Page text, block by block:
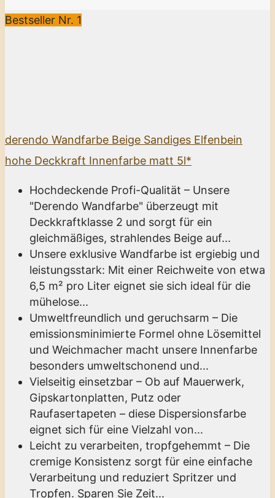
Bestseller Nr. 1
derendo Wandfarbe Beige Sandiges Elfenbein
hohe Deckkraft Innenfarbe matt 5l*
Hochdeckende Profi-Qualität – Unsere
"Derendo Wandfarbe" überzeugt mit
Deckkraftklasse 2 und sorgt für ein
gleichmäßiges, strahlendes Beige auf...
Unsere exklusive Wandfarbe ist ergiebig und
leistungsstark: Mit einer Reichweite von etwa
6,5 m² pro Liter eignet sie sich ideal für die
mühelose...
Umweltfreundlich und geruchsarm – Die
emissionsminimierte Formel ohne Lösemittel
und Weichmacher macht unsere Innenfarbe
besonders umweltschonend und...
Vielseitig einsetzbar – Ob auf Mauerwerk,
Gipskartonplatten, Putz oder
Raufasertapeten – diese Dispersionsfarbe
eignet sich für eine Vielzahl von...
Leicht zu verarbeiten, tropfgehemmt – Die
cremige Konsistenz sorgt für eine einfache
Verarbeitung und reduziert Spritzer und
Tropfen. Sparen Sie Zeit...